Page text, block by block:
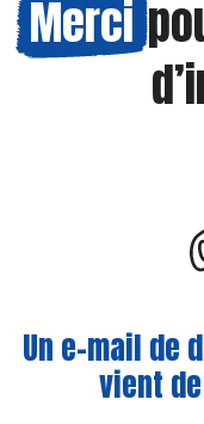
Merci
Un e-mail de
vient